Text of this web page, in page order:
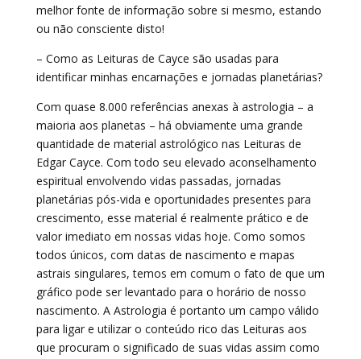
melhor fonte de informação sobre si mesmo, estando
ou não consciente disto!
– Como as Leituras de Cayce são usadas para
identificar minhas encarnações e jornadas planetárias?
Com quase 8.000 referências anexas à astrologia – a
maioria aos planetas – há obviamente uma grande
quantidade de material astrológico nas Leituras de
Edgar Cayce. Com todo seu elevado aconselhamento
espiritual envolvendo vidas passadas, jornadas
planetárias pós-vida e oportunidades presentes para
crescimento, esse material é realmente prático e de
valor imediato em nossas vidas hoje. Como somos
todos únicos, com datas de nascimento e mapas
astrais singulares, temos em comum o fato de que um
gráfico pode ser levantado para o horário de nosso
nascimento. A Astrologia é portanto um campo válido
para ligar e utilizar o conteúdo rico das Leituras aos
que procuram o significado de suas vidas assim como